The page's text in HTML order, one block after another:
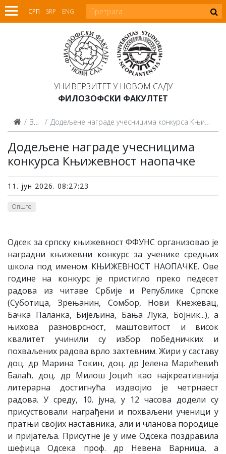
СРП SRP ENG
УНИВЕРЗИТЕТ У НОВОМ САДУ
ФИЛОЗОФСКИ ФАКУЛТЕТ
Вести Додељене награде учесницима конкурса Књижевност наопачке
Додељене награде учесницима
конкурса Књижевност наопачке
11. јун 2026. 08:27:23
Опште
Одсек за српску књижевност ФФУНС организовао је
наградни књижевни конкурс за ученике средњих
школа под именом КЊИЖЕВНОСТ НАОПАЧКЕ. Ове
године на конкурс је пристигло преко педесет
радова из читаве Србије и Републике Српске
(Суботица, Зрењанин, Сомбор, Нови Кнежевац,
Бачка Паланка, Бијељина, Бања Лука, Бојник...), а
њихова разноврсност, маштовитост и висок
квалитет учинили су избор победничких и
похваљених радова врло захтевним. Жири у саставу
доц. др Марина Токин, доц. др Јелена Марићевић
Балаћ, доц. др Милош Јоцић као најкреативнија
литерарна достигнућа издвојио је четрнаест
радова. У среду, 10. јуна, у 12 часова додели су
присуствовали награђени и похваљени ученици у
пратњи својих наставника, али и чланова породице
и пријатеља. Присутне је у име Одсека поздравила
шефица Одсека проф. др Невена Варница, а